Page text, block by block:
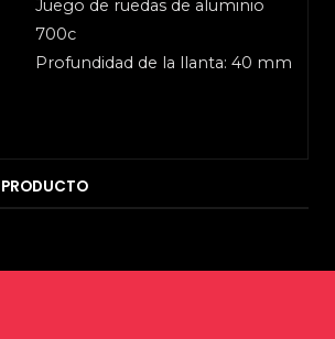
Juego de ruedas de aluminio
700c
Profundidad de la llanta: 40 mm